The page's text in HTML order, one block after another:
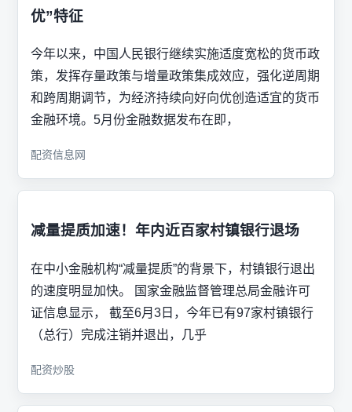
优”特征
今年以来，中国人民银行继续实施适度宽松的货币政
策，发挥存量政策与增量政策集成效应，强化逆周期
和跨周期调节，为经济持续向好向优创造适宜的货币
金融环境。5月份金融数据发布在即，
配资信息网
减量提质加速！年内近百家村镇银行退场
在中小金融机构“减量提质”的背景下，村镇银行退出
的速度明显加快。 国家金融监督管理总局金融许可
证信息显示， 截至6月3日，今年已有97家村镇银行
（总行）完成注销并退出，几乎
配资炒股